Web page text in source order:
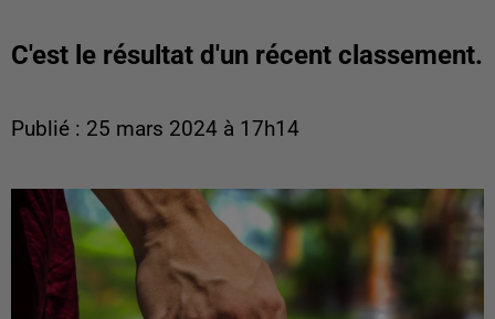
C'est le résultat d'un récent classement.
Publié : 25 mars 2024 à 17h14